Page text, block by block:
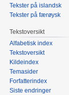
Tekster på islandsk
Tekster på færøysk
Tekstoversikt
Alfabetisk index
Tekstoversikt
Kildeindex
Temasider
Forfatterindex
Siste endringer